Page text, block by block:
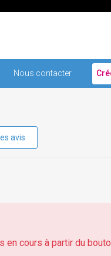
Nous contacter
avis
cours à partir du